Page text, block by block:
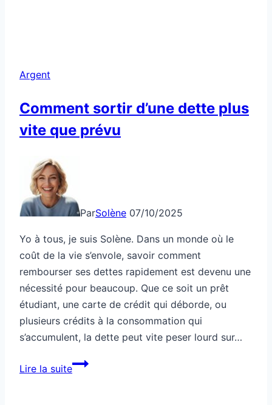
Argent
Comment sortir d’une dette plus
vite que prévu
ParSolène 07/10/2025
Yo à tous, je suis Solène. Dans un monde où le
coût de la vie s’envole, savoir comment
rembourser ses dettes rapidement est devenu une
nécessité pour beaucoup. Que ce soit un prêt
étudiant, une carte de crédit qui déborde, ou
plusieurs crédits à la consommation qui
s’accumulent, la dette peut vite peser lourd sur…
Lire la suiteComment